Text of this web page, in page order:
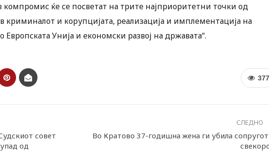
компромис ќе се посветат на трите најприоритетни точки од
криминалот и корупцијата, реализација и имплементација на
Европската Унија и економски развој на државата“.
377
совет
од
СЛЕДНО
Во Кратово 37-годишна жена ги убила